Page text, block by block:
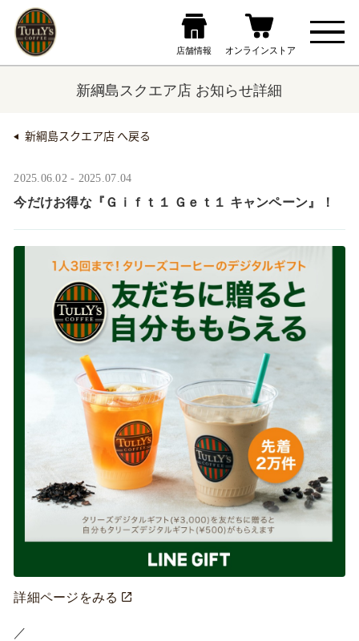
新綱島スクエア店 お知らせ詳細
新綱島スクエア店 へ戻る
2025.06.02 - 2025.07.04
今だけお得な『Ｇｉｆｔ１ Ｇｅｔ１ キャンペーン』！
詳細ページをみる
／ ​